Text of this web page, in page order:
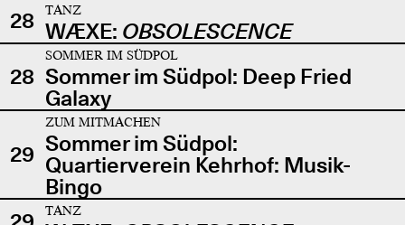
28
TANZ
WÆXE: OBSOLESCENCE
28
SOMMER IM SÜDPOL
Sommer im Südpol: Deep Fried
Galaxy
29
ZUM MITMACHEN
Sommer im Südpol:
Quartierverein Kehrhof: Musik-
Bingo
TANZ